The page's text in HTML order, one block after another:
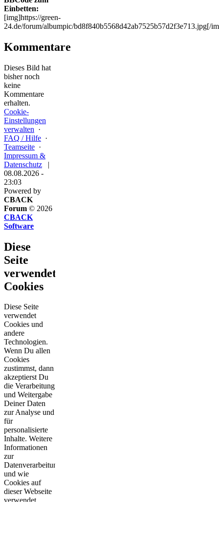
Einbetten:
[img]https://green-
24.de/forum/albumpic/bd8f840b5568d42ab7525b57d2f3e713.jpg[/
Kommentare
Dieses Bild hat
bisher noch
keine
Kommentare
erhalten.
Cookie-
Einstellungen
verwalten ·
FAQ / Hilfe ·
Teamseite ·
Impressum &
Datenschutz |
08.08.2026 -
23:03
Powered by
CBACK
Forum © 2026
CBACK
Software
Diese
Seite
verwendet
Cookies
Diese Seite
verwendet
Cookies und
andere
Technologien.
Wenn Du allen
Cookies
zustimmst, dann
akzeptierst Du
die Verarbeitung
und Weitergabe
Deiner Daten
zur Analyse und
für
personalisierte
Inhalte. Weitere
Informationen
zur
Datenverarbeitung,
und wie
Cookies auf
dieser Webseite
verwendet